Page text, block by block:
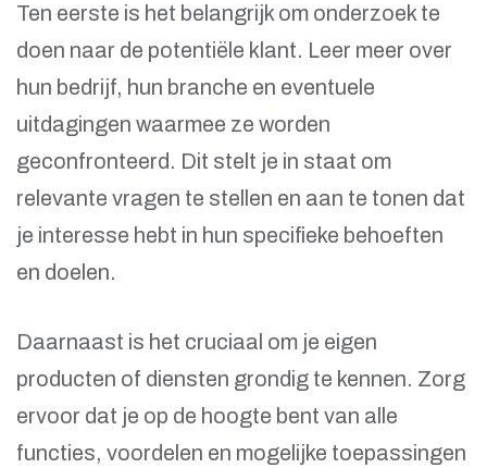
Ten eerste is het belangrijk om onderzoek te
doen naar de potentiële klant. Leer meer over
hun bedrijf, hun branche en eventuele
uitdagingen waarmee ze worden
geconfronteerd. Dit stelt je in staat om
relevante vragen te stellen en aan te tonen dat
je interesse hebt in hun specifieke behoeften
en doelen.
Daarnaast is het cruciaal om je eigen
producten of diensten grondig te kennen. Zorg
ervoor dat je op de hoogte bent van alle
functies, voordelen en mogelijke toepassingen